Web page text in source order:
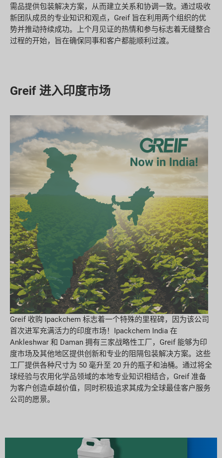
需品提供包装解决方案，从而建立关系和协调一致。通过吸收
新团队成员的专业知识和观点，Greif 旨在利用两个组织的优
势并推动持续成功。上个月见证的热情和参与标志着无缝整合
过程的开始，旨在确保同事和客户都能顺利过渡。
Greif 进入印度市场
Greif 收购 Ipackchem 标志着一个特殊的里程碑，因为该公司
首次进军充满活力的印度市场！Ipackchem India 在
Ankleshwar 和 Daman 拥有三家战略性工厂，Greif 能够为印
度市场及其他地区提供创新和专业的阻隔包装解决方案。这些
工厂提供各种尺寸为 50 毫升至 20 升的瓶子和油桶。通过将全
球经验与农用化学品领域的本地专业知识相结合，Greif 准备
为客户创造卓越价值，同时积极追求其成为全球最佳客户服务
公司的愿景。